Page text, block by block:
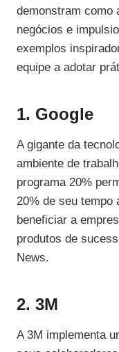
demonstram como
negócios e
exemplos
equipe a adotar
1. Google
A gigante da
ambiente de
programa 20%
20% de seu tempo
beneficiar a
produtos de
News.
2. 3M
A 3M implementa